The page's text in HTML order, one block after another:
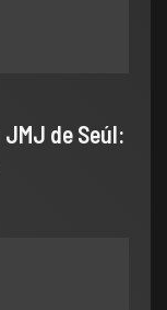
de Seúl: